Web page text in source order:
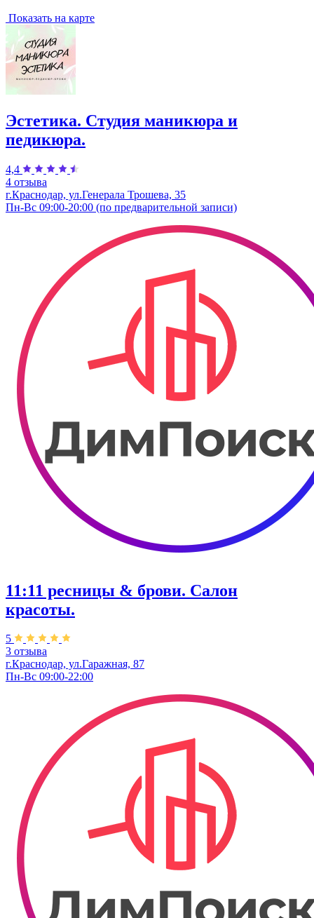
Показать на карте
Эстетика. Студия маникюра и
педикюра.
4,4
4 отзыва
г.Краснодар, ул.Генерала Трошева, 35
Пн-Вс 09:00-20:00 (по предварительной записи)
11:11 ресницы & брови. Салон
красоты.
5
3 отзыва
г.Краснодар, ул.Гаражная, 87
Пн-Вс 09:00-22:00